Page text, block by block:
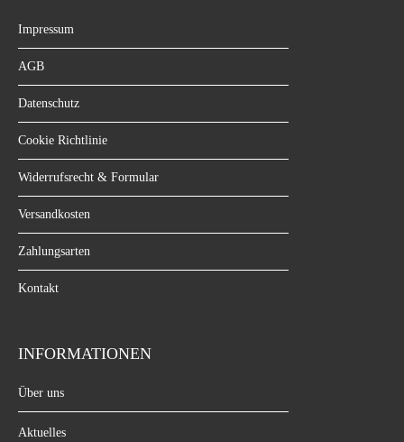
Impressum
AGB
Datenschutz
Cookie Richtlinie
Widerrufsrecht & Formular
Versandkosten
Zahlungsarten
Kontakt
INFORMATIONEN
Über uns
Aktuelles